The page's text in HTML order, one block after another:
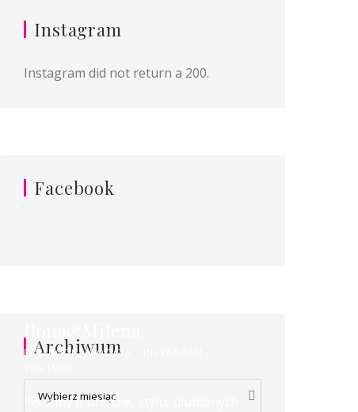
Instagram
Instagram did not return a 200.
Facebook
Archiwum
Archiwum
FACEBOOK GOOGLE
Piszemy o urodzie, stylu, ulubionych